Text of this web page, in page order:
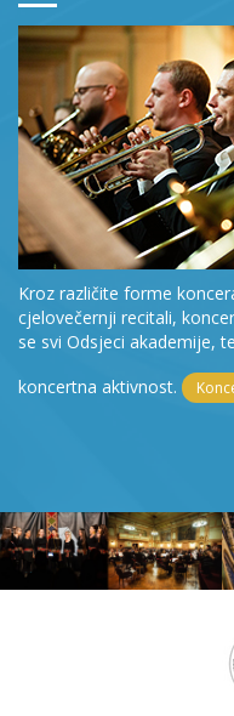
Kroz različite forme
cjelovečernji recitali,
se svi Odsjeci akademije,
koncertna aktivnost.